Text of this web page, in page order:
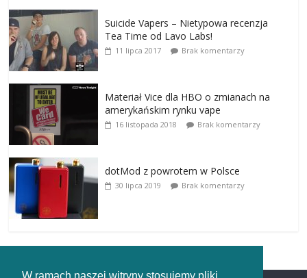
Suicide Vapers – Nietypowa recenzja
Tea Time od Lavo Labs!
11 lipca 2017 Brak komentarzy
Materiał Vice dla HBO o zmianach na
amerykańskim rynku vape
16 listopada 2018 Brak komentarzy
dotMod z powrotem w Polsce
30 lipca 2019 Brak komentarzy